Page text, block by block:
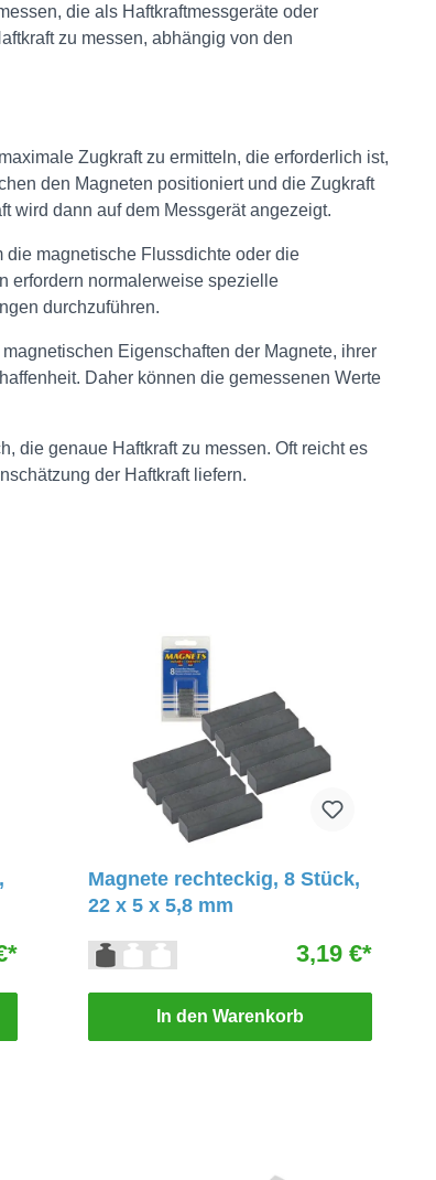
die als Haftkraftmessgeräte oder
zu messen, abhängig von den
Zugkraft zu ermitteln, die erforderlich ist,
den Magneten positioniert und die Zugkraft
wird dann auf dem Messgerät angezeigt.
die magnetische Flussdichte oder die
erfordern normalerweise spezielle
durchzuführen.
Eigenschaften der Magnete, ihrer
Daher können die gemessenen Werte
die genaue Haftkraft zu messen. Oft reicht es
der Haftkraft liefern.
Magnete rechteckig, 8 Stück,
22 x 5 x 5,8 mm
3,19 €*
In den Warenkorb